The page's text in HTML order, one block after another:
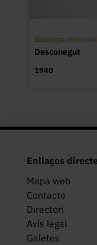
Balança
Desconegut
1940
Enllaços
Mapa web
Contacte
Directori
Avís legal
Galetes